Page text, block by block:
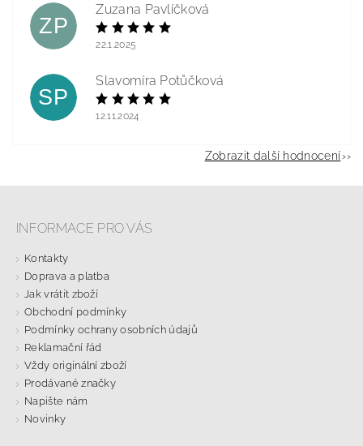
ZP
Zuzana Pavlíčková
22.1.2025
SP
Slavomíra Potůčková
12.11.2024
Zobrazit další hodnocení
INFORMACE PRO VÁS
Kontakty
Doprava a platba
Jak vrátit zboží
Obchodní podmínky
Podmínky ochrany osobních údajů
Reklamační řád
Vždy originální zboží
Prodávané značky
Napište nám
Novinky